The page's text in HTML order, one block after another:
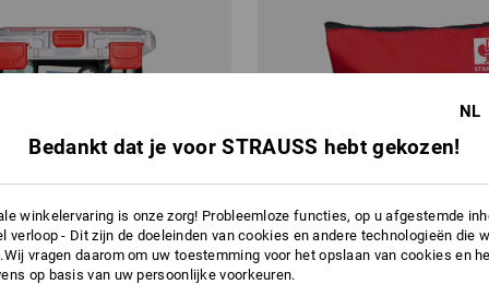
NL
Bedankt dat je voor STRAUSS hebt gekozen!
winkelervaring is onze zorg! Probleemloze functies, op u afgestemde
verloop - Dit zijn de doeleinden van cookies en andere technologieën die
vragen daarom om uw toestemming voor het opslaan van cookies en
op basis van uw persoonlijke voorkeuren.